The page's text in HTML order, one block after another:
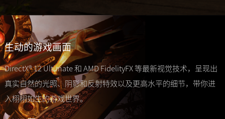
生动的游戏画面
DirectX® 12 Ultimate 和 AMD FidelityFX 等最新视觉技术，呈现出
真实自然的光照、阴影和反射特效以及更高水平的细节，带你进
入栩栩如生的游戏世界。